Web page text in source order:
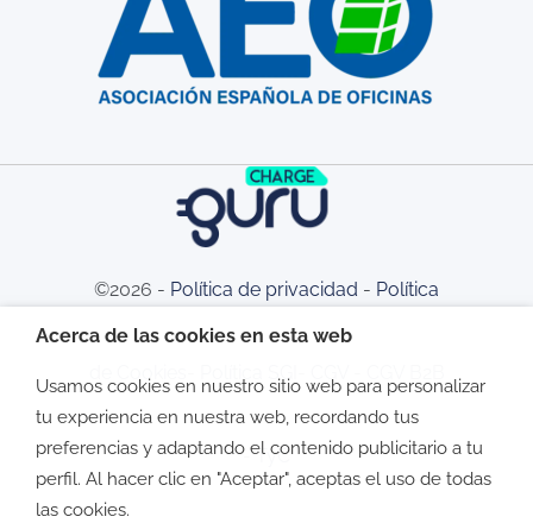
©2026 - Política de privacidad - Política
de Cookies Política SGI
-TyC
Acerca de las cookies en esta web
Usamos cookies en nuestro sitio web para personalizar
tu experiencia en nuestra web, recordando tus
preferencias y adaptando el contenido publicitario a tu
perfil. Al hacer clic en "Aceptar", aceptas el uso de todas
las cookies.